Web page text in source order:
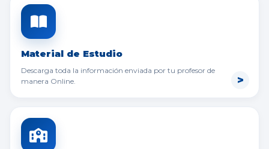
Material de Estudio
Descarga toda la información enviada por tu profesor de
manera Online.